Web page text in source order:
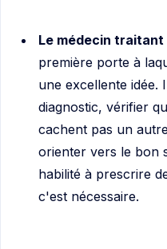
Le médecin traitant
première porte à
une excellente idée.
diagnostic, vérifier
cachent pas un
orienter vers le bon
habilité à prescrire
c'est nécessaire.